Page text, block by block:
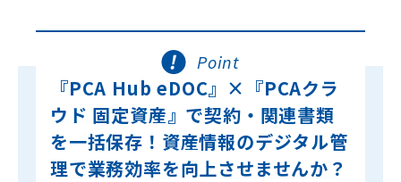
Point
『PCA Hub eDOC』×『PCAクラ
ウド 固定資産』で契約・関連書類
を一括保存！資産情報のデジタル管
理で業務効率を向上させませんか？